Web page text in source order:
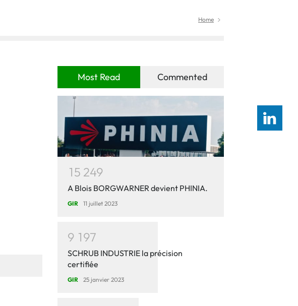
Home
Most Read Commented
15 249
A Blois BORGWARNER devient PHINIA.
GIR 11 juillet 2023
9 197
SCHRUB INDUSTRIE la précision
certifiée
GIR 25 janvier 2023